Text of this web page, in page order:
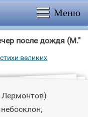
Меню
после дождя (М."
стихи великих